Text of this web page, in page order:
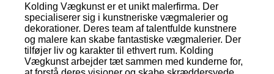
Kolding Vægkunst er et unikt malerfirma. Der
specialiserer sig i kunstneriske vægmalerier og
dekorationer. Deres team af talentfulde kunstnere
og malere kan skabe fantastiske vægmalerier. Der
tilføjer liv og karakter til ethvert rum. Kolding
Vægkunst arbejder tæt sammen med kunderne for,